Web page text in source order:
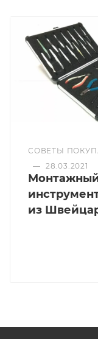
СОВЕТЫ
— 28.03.2021
из